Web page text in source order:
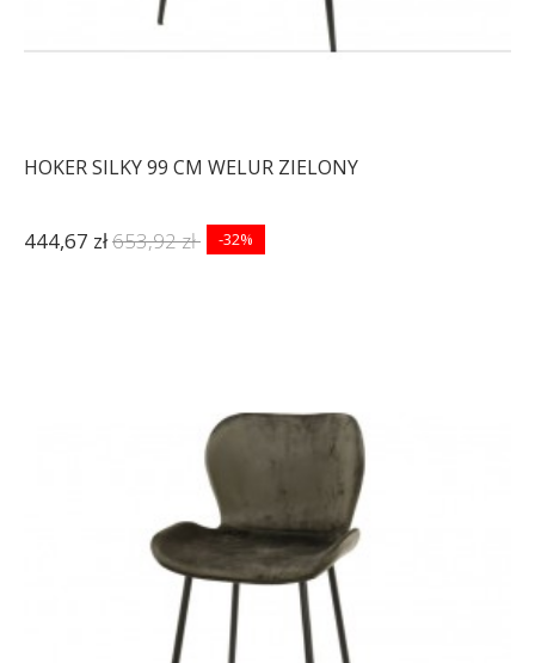
HOKER SILKY 99 CM WELUR ZIELONY
444,67 zł653,92 zł -32%